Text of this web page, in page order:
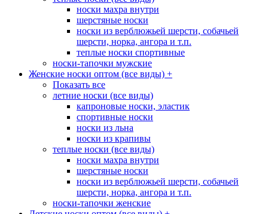
носки махра внутри
шерстяные носки
носки из верблюжьей шерсти, собачьей
шерсти, норка, ангора и т.п.
теплые носки спортивные
носки-тапочки мужские
Женские носки оптом (все виды) +
Показать все
летние носки (все виды)
капроновые носки, эластик
спортивные носки
носки из льна
носки из крапивы
теплые носки (все виды)
носки махра внутри
шерстяные носки
носки из верблюжьей шерсти, собачьей
шерсти, норка, ангора и т.п.
носки-тапочки женские